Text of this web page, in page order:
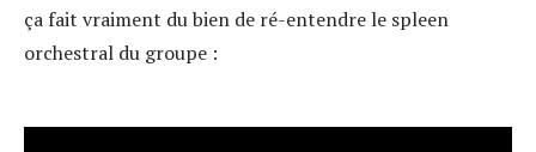
ça fait vraiment du bien de ré-entendre le spleen
orchestral du groupe :